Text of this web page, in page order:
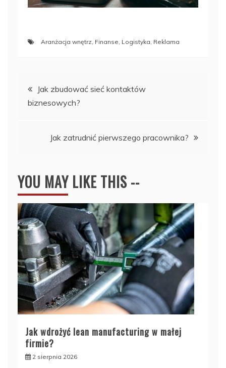
Aranżacja wnętrz Finanse Logistyka Reklama
Nawigacja
wpisu
Jak zbudować sieć kontaktów
biznesowych?
Jak zatrudnić pierwszego pracownika?
YOU MAY LIKE THIS --
Jak wdrożyć lean manufacturing w małej
firmie?
2 sierpnia 2026